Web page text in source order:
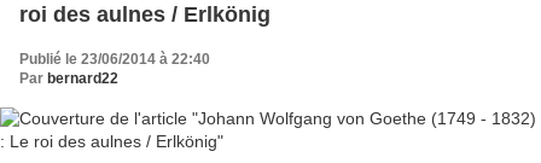
roi des aulnes / Erlkönig
Publié le 23/06/2014 à 22:40
Par bernard22